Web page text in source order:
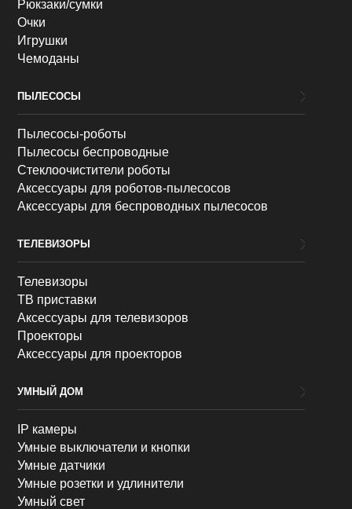
Рюкзаки/сумки
Очки
Игрушки
Чемоданы
ПЫЛЕСОСЫ
Пылесосы-роботы
Пылесосы беспроводные
Стеклоочистители роботы
Аксессуары для роботов-пылесосов
Аксессуары для беспроводных пылесосов
ТЕЛЕВИЗОРЫ
Телевизоры
ТВ приставки
Аксессуары для телевизоров
Проекторы
Аксессуары для проекторов
УМНЫЙ ДОМ
IP камеры
Умные выключатели и кнопки
Умные датчики
Умные розетки и удлинители
Умный свет